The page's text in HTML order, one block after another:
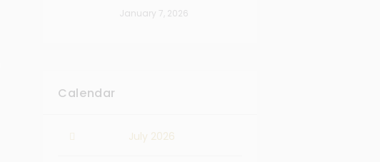
January 7, 2026
Calendar
July 2026